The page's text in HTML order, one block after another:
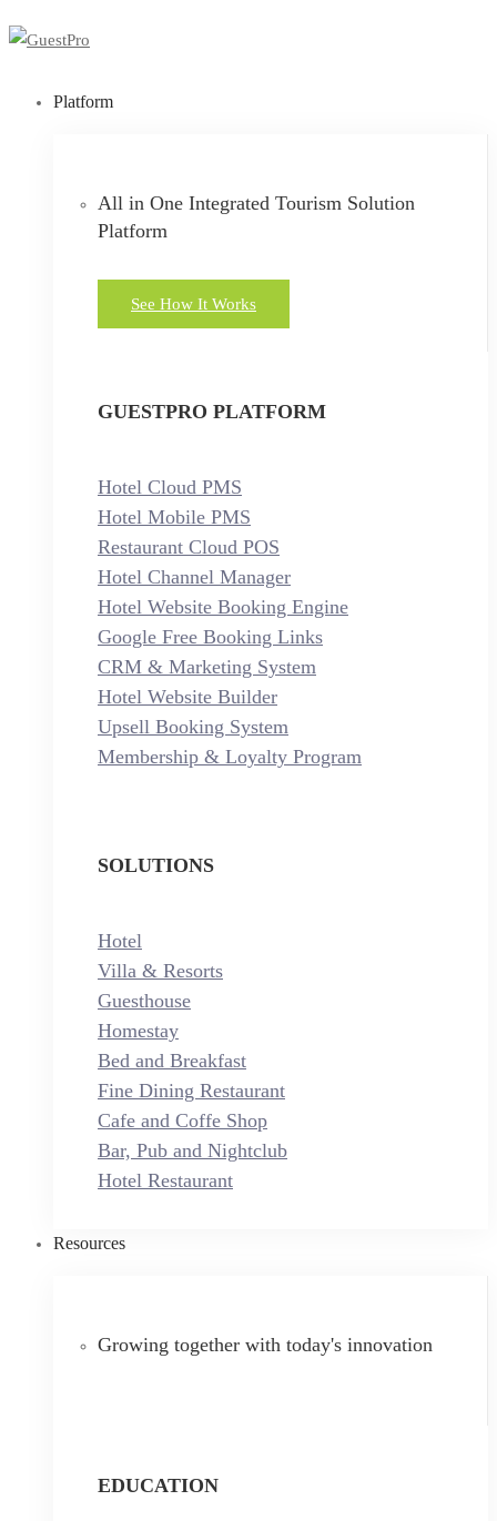
Platform
All in One Integrated Tourism Solution
Platform
See How It Works
GUESTPRO PLATFORM
Hotel Cloud PMS
Hotel Mobile PMS
Restaurant Cloud POS
Hotel Channel Manager
Hotel Website Booking Engine
Google Free Booking Links
CRM & Marketing System
Hotel Website Builder
Upsell Booking System
Membership & Loyalty Program
SOLUTIONS
Hotel
Villa & Resorts
Guesthouse
Homestay
Bed and Breakfast
Fine Dining Restaurant
Cafe and Coffe Shop
Bar, Pub and Nightclub
Hotel Restaurant
Resources
Growing together with today's innovation
EDUCATION